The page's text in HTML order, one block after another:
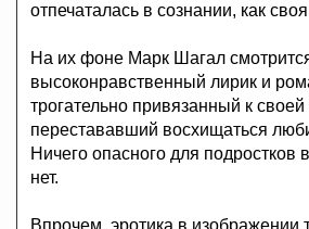
отпечаталась в сознании, как
На их фоне Марк Шагал
высоконравственный лирик и
трогательно привязанный к
перестававший восхищаться
Ничего опасного для подростков
нет.